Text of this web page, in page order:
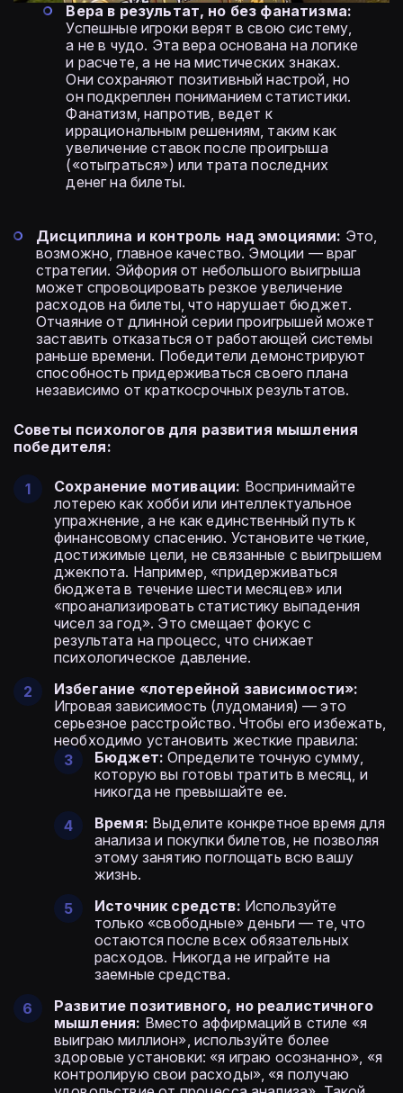
Вера в результат, но без фанатизма:
Успешные игроки верят в свою систему,
а не в чудо. Эта вера основана на логике
и расчете, а не на мистических знаках.
Они сохраняют позитивный настрой, но
он подкреплен пониманием статистики.
Фанатизм, напротив, ведет к
иррациональным решениям, таким как
увеличение ставок после проигрыша
(«отыграться») или трата последних
денег на билеты.
Дисциплина и контроль над эмоциями: Это,
возможно, главное качество. Эмоции — враг
стратегии. Эйфория от небольшого выигрыша
может спровоцировать резкое увеличение
расходов на билеты, что нарушает бюджет.
Отчаяние от длинной серии проигрышей может
заставить отказаться от работающей системы
раньше времени. Победители демонстрируют
способность придерживаться своего плана
независимо от краткосрочных результатов.
Советы психологов для развития мышления
победителя:
Сохранение мотивации: Воспринимайте
лотерею как хобби или интеллектуальное
упражнение, а не как единственный путь к
финансовому спасению. Установите четкие,
достижимые цели, не связанные с выигрышем
джекпота. Например, «придерживаться
бюджета в течение шести месяцев» или
«проанализировать статистику выпадения
чисел за год». Это смещает фокус с
результата на процесс, что снижает
психологическое давление.
Избегание «лотерейной зависимости»:
Игровая зависимость (лудомания) — это
серьезное расстройство. Чтобы его избежать,
необходимо установить жесткие правила:
Бюджет: Определите точную сумму,
которую вы готовы тратить в месяц, и
никогда не превышайте ее.
Время: Выделите конкретное время для
анализа и покупки билетов, не позволяя
этому занятию поглощать всю вашу
жизнь.
Источник средств: Используйте
только «свободные» деньги — те, что
остаются после всех обязательных
расходов. Никогда не играйте на
заемные средства.
Развитие позитивного, но реалистичного
мышления: Вместо аффирмаций в стиле «я
выиграю миллион», используйте более
здоровые установки: «я играю осознанно», «я
контролирую свои расходы», «я получаю